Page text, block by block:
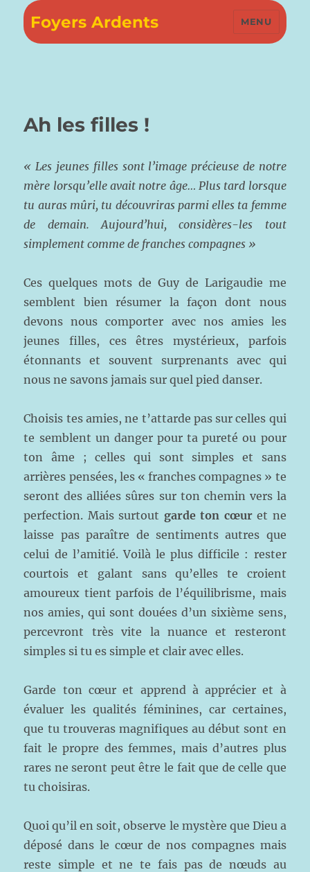
Foyers Ardents MENU
Ah les filles !
« Les jeunes filles sont l’image précieuse de notre
mère lorsqu’elle avait notre âge… Plus tard lorsque
tu auras mûri, tu découvriras parmi elles ta femme
de demain. Aujourd’hui, considères-les tout
simplement comme de franches compagnes »
Ces quelques mots de Guy de Larigaudie me
semblent bien résumer la façon dont nous
devons nous comporter avec nos amies les
jeunes filles, ces êtres mystérieux, parfois
étonnants et souvent surprenants avec qui
nous ne savons jamais sur quel pied danser.
Choisis tes amies, ne t’attarde pas sur celles qui
te semblent un danger pour ta pureté ou pour
ton âme ; celles qui sont simples et sans
arrières pensées, les « franches compagnes » te
seront des alliées sûres sur ton chemin vers la
perfection. Mais surtout garde ton cœuret ne
laisse pas paraître de sentiments autres que
celui de l’amitié. Voilà le plus difficile : rester
courtois et galant sans qu’elles te croient
amoureux tient parfois de l’équilibrisme, mais
nos amies, qui sont douées d’un sixième sens,
percevront très vite la nuance et resteront
simples si tu es simple et clair avec elles.
Garde ton cœur et apprend à apprécier et à
évaluer les qualités féminines, car certaines,
que tu trouveras magnifiques au début sont en
fait le propre des femmes, mais d’autres plus
rares ne seront peut être le fait que de celle que
tu choisiras.
Quoi qu’il en soit, observe le mystère que Dieu a
déposé dans le cœur de nos compagnes mais
reste simple et ne te fais pas de nœuds au